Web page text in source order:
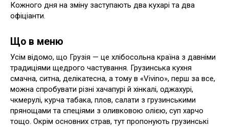
Кожного дня на зміну заступають два кухарі та два
офіціанти.
Що в меню
Усім відомо, що Грузія — це хлібосольна країна з давніми
традиціями щедрого частування. Грузинська кухня
смачна, ситна, делікатесна, а тому в «Vivino», перш за все,
можна спробувати різні хачапурі й хінкалі, оджахурі,
чкмерулі, курча табака, плов, салати з грузинськими
прянощами та спеціями з оливковою олією, суп харчо
тощо. Окрім основних страв, тут пропонують грузинські